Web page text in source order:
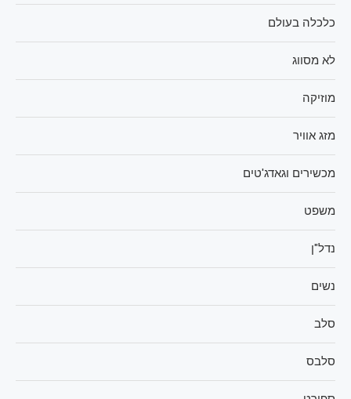
כלכלה בעולם
לא מסווג
מוזיקה
מזג אוויר
מכשירים וגאדג'טים
משפט
נדל"ן
נשים
סלב
סלבס